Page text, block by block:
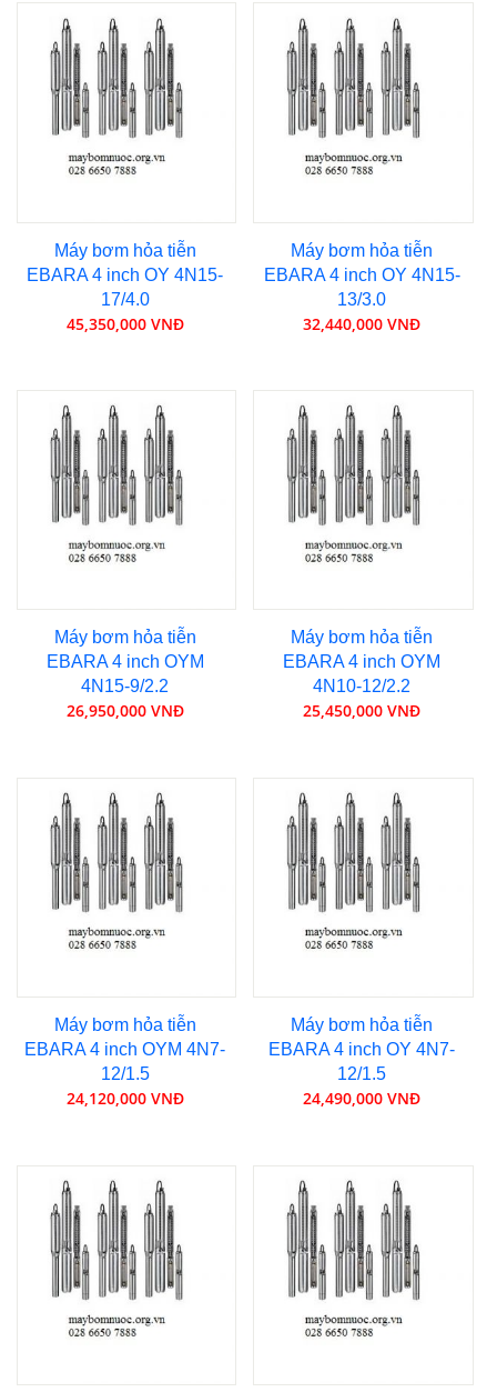
Máy bơm hỏa tiễn
EBARA 4 inch OY 4N15-
17/4.0
45,350,000 VNĐ
Máy bơm hỏa tiễn
EBARA 4 inch OY 4N15-
13/3.0
32,440,000 VNĐ
Máy bơm hỏa tiễn
EBARA 4 inch OYM
4N15-9/2.2
26,950,000 VNĐ
Máy bơm hỏa tiễn
EBARA 4 inch OYM
4N10-12/2.2
25,450,000 VNĐ
Máy bơm hỏa tiễn
EBARA 4 inch OYM 4N7-
12/1.5
24,120,000 VNĐ
Máy bơm hỏa tiễn
EBARA 4 inch OY 4N7-
12/1.5
24,490,000 VNĐ